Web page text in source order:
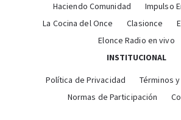
Haciendo Comunidad
Impulso
La Cocina del Once
Clasionce
Elonce Radio en vivo
INSTITUCIONAL
Política de Privacidad
Términos
Normas de Participación